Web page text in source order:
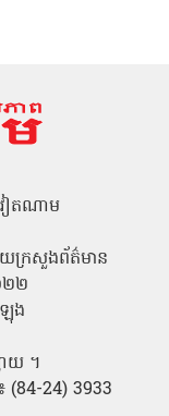
វៀតណាម
ក្រសួងព័ត៌មាន
២២
ង
យ ។
(84-24) 3933